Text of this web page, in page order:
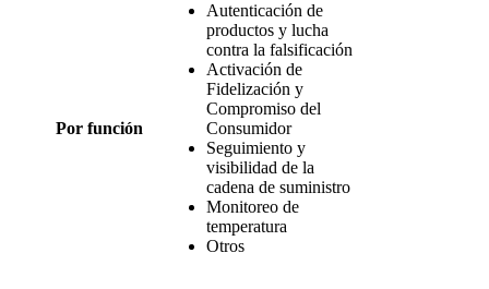
Por función
Autenticación de
productos y lucha
contra la falsificación
Activación de
Fidelización y
Compromiso del
Consumidor
Seguimiento y
visibilidad de la
cadena de suministro
Monitoreo de
temperatura
Otros